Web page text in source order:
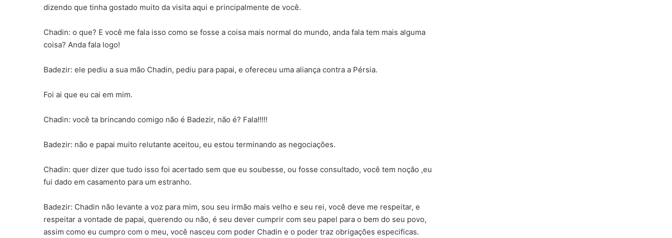
dizendo que tinha gostado muito da visita aqui e principalmente de você.
Chadin: o que? E você me fala isso como se fosse a coisa mais normal do mundo, anda fala tem mais alguma
coisa? Anda fala logo!
Badezir: ele pediu a sua mão Chadin, pediu para papai, e ofereceu uma aliança contra a Pérsia.
Foi ai que eu cai em mim.
Chadin: você ta brincando comigo não é Badezir, não é? Fala!!!!!
Badezir: não e papai muito relutante aceitou, eu estou terminando as negociações.
Chadin: quer dizer que tudo isso foi acertado sem que eu soubesse, ou fosse consultado, você tem noção ,eu
fui dado em casamento para um estranho.
Badezir: Chadin não levante a voz para mim, sou seu irmão mais velho e seu rei, você deve me respeitar, e
respeitar a vontade de papai, querendo ou não, é seu dever cumprir com seu papel para o bem do seu povo,
assim como eu cumpro com o meu, você nasceu com poder Chadin e o poder traz obrigações especificas.